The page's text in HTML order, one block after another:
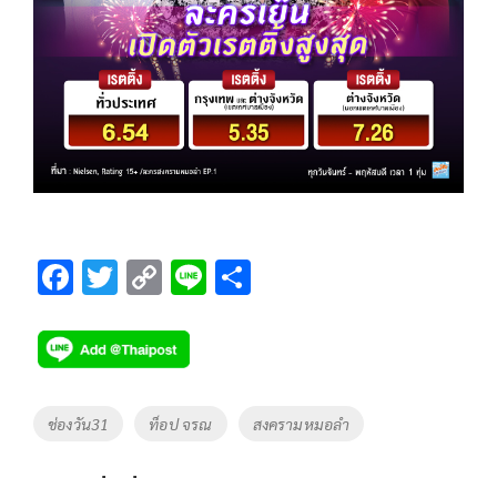
F
e
b
o
T
tt
er
C
p
y
Li
Li
Tags
ช่องวัน31 ท็อป จรณ สงครามหมอลำ